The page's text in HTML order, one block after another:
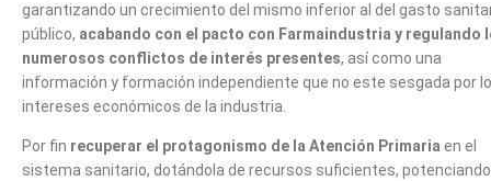
garantizando un crecimiento del mismo inferior al del gasto
público, acabando con el pacto con Farmaindustria y regulando
numerosos conflictos de interés presentes, así como una
información y formación independiente que no este sesgada por
intereses económicos de la industria.
Por fin recuperar el protagonismo de la Atención Primaria en el
sistema sanitario, dotándola de recursos suficientes,